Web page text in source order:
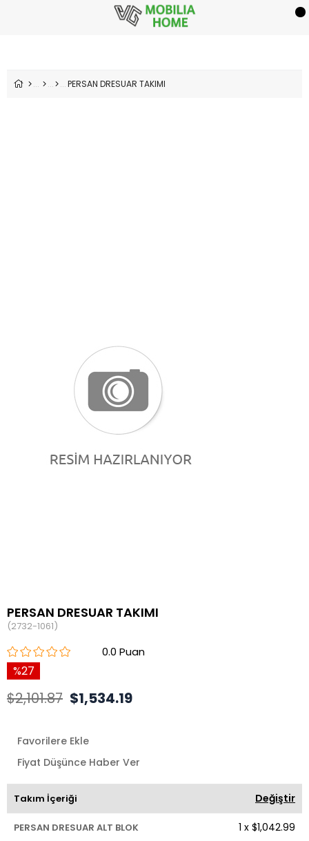
PERSAN DRESUAR TAKIMI
PERSAN DRESUAR TAKIMI
(2732-1061)
0.0
27
$2,101.87 $1,534.19
Favorilere Ekle
Fiyat Düşünce Haber Ver
Takım İçeriği Değiştir
PERSAN DRESUAR ALT BLOK 1 x $1,042.99